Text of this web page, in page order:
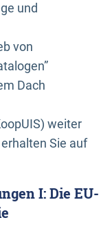
und
von
Dach
weiter
Sie auf
I: Die EU-